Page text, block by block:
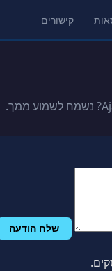
קישורים
שלח הודעה